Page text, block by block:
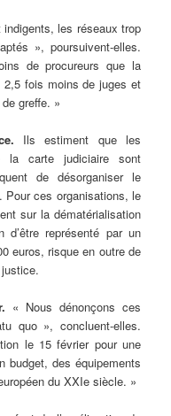
les réseaux trop
», poursuivent-elles.
de procureurs que la
2,5 fois moins de juges et
greffe. »
Ils estiment que les
la carte judiciaire sont
de désorganiser le
Pour ces organisations, le
sur la dématérialisation
d’être représenté par un
euros, risque en outre de
« Nous dénonçons ces
quo », concluent-elles.
le 15 février pour une
budget, des équipements
du XXIe siècle. »